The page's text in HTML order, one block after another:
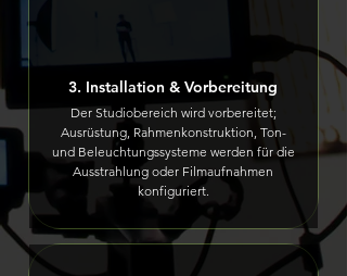
3. Installation & Vorbereitung
Der Studiobereich wird vorbereitet;
Ausrüstung, Rahmenkonstruktion, Ton-
und Beleuchtungssysteme werden für die
Ausstrahlung oder Filmaufnahmen
konfiguriert.